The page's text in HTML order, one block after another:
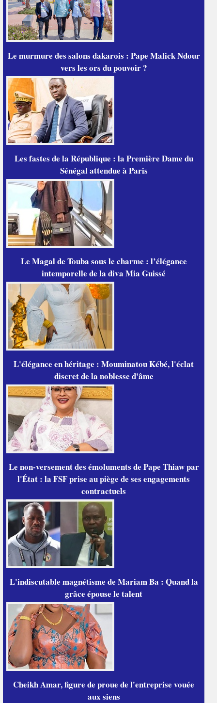
Le murmure des salons dakarois : Pape Malick Ndour
vers les ors du pouvoir ?
Les fastes de la République : la Première Dame du
Sénégal attendue à Paris
Le Magal de Touba sous le charme : l’élégance
intemporelle de la diva Mia Guissé
L'élégance en héritage : Mouminatou Kébé, l'éclat
discret de la noblesse d'âme
Le non-versement des émoluments de Pape Thiaw par
l'État : la FSF prise au piège de ses engagements
contractuels
L'indiscutable magnétisme de Mariam Ba : Quand la
grâce épouse le talent
Cheikh Amar, figure de proue de l'entreprise vouée
aux siens